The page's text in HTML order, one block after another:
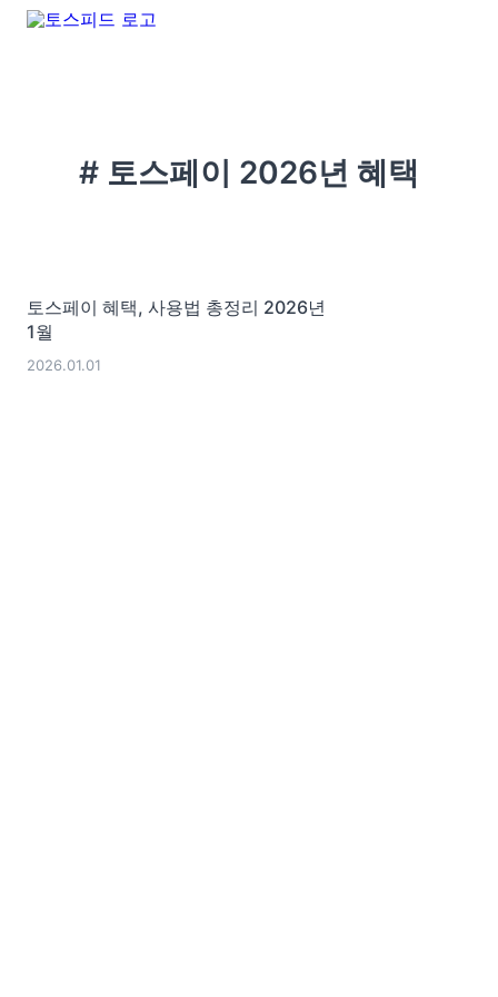
# 토스페이 2026년 혜택
토스페이 혜택, 사용법 총정리 2026년
1월
2026.01.01